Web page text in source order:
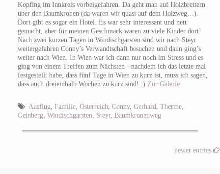
Kopfing im Innkreis vorbeigefahren. Da geht man auf Holzbrettern
über den Baumkronen (da waren wir quasi auf dem Holzweg…).
Dort gibt es sogar ein Hotel. Es war sehr interessant und nett
gemacht, aber für meinen Geschmack waren zu viele Kinder dort!
Nach zwei kurzen Tagen in Windischgarsten sind wir nach Steyr
weitergefahren Conny’s Verwandtschaft besuchen und dann ging’s
weiter nach Wien. In Wien war ich dann nur noch im Stress und es
ging von einem Treffen zum Nächsten - nachdem ich das letzte mal
festgestellt habe, dass fünf Tage in Wien zu kurz ist, muss ich sagen,
dass auch dreieinhalb Wochen zu kurz sind! :) Zur Galerie
Ausflug Familie, Österreich Conny, Gerhard Therme,
Geinberg Windischgarsten Steyr, Baumkronenweg
newer entries